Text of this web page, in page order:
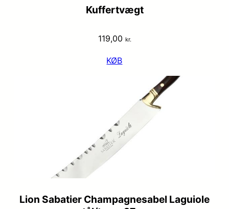
Kuffertvægt
119,00 kr.
KØB
Lion Sabatier Champagnesabel Laguiole